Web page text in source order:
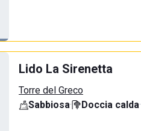
Lido La Sirenetta
Torre del Greco
Sabbiosa· Doccia calda·